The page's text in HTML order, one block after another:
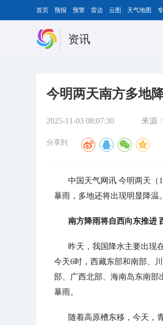
首页 预报 预警 雷达 云图 天气地图
资讯
今明两天南方多地
2025-11-03 08:07:30 来源：
分享到
中国天气网讯 今明两天（
暴雨，多地还将出现明显降温
南方降雨将自西向东推进
昨天，我国降水主要出现
今天6时，西藏东部和南部、
部、广西北部、海南岛东南部
暴雨。
随着高原槽东移，今天，